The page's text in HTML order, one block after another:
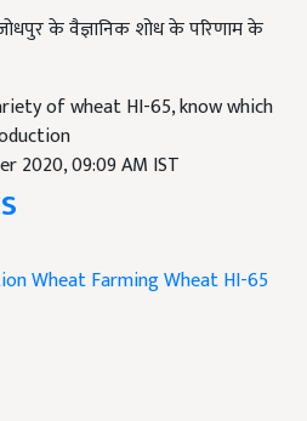
के वैज्ञानिक शोध के परिणाम के
of wheat HI-65, know which
2020, 09:09 AM IST
Wheat FarmingWheat HI-65